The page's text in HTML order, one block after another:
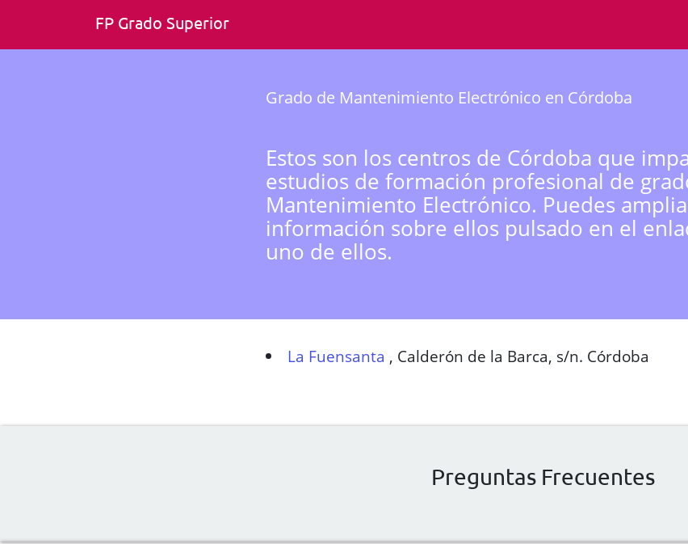
FP Grado Superior
Grado de Mantenimiento Electrónico en Córdoba
Estos son los centros de Córdoba que
estudios de formación profesional de
Mantenimiento Electrónico. Puedes
información sobre ellos pulsado en el
uno de ellos.
La Fuensanta , Calderón de la Barca, s/n. Córdoba
Preguntas Frecuentes